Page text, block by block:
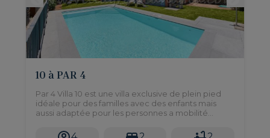
10 à PAR 4
Par 4 Villa 10 est une villa exclusive de plein pied
idéale pour des familles avec des enfants mais
aussi adaptée pour les personnes a mobilité
minutes des plages!